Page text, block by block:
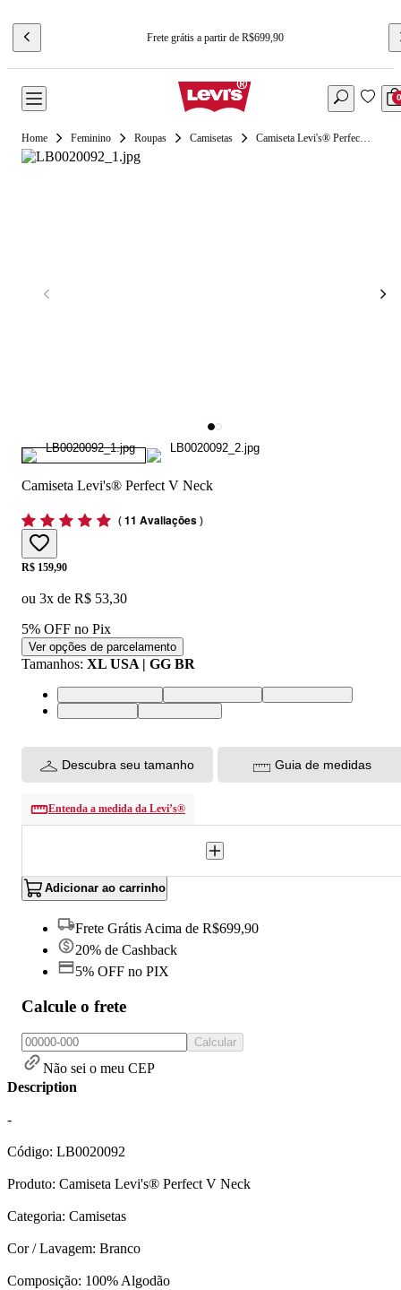
Frete grátis a partir de R$699,90
0
Feminino Roupas Camisetas Camiseta Levi's® Perfect V Neck
Camiseta Levi's® Perfect V Neck
(11 Avaliações)
Price:
R$ 159,90
ou 3x de R$ 53,30
5% OFF no Pix
Ver opções de parcelamento
Tamanhos: XL USA | GG BR
XL USA | GG BRXS USA | PP BRM USA | M BR
S USA | P BRL USA | G BR
Descubra seu tamanho Guia de medidas
Entenda a medida da Levi’s®
Adicionar ao carrinho
Frete Grátis Acima de R$699,90
20% de Cashback
5% OFF no PIX
Calcule o frete
Calcular
Não sei o meu CEP
Description
-
Código: LB0020092
Produto: Camiseta Levi's® Perfect V Neck
Categoria: Camisetas
Cor / Lavagem: Branco
Composição: 100% Algodão